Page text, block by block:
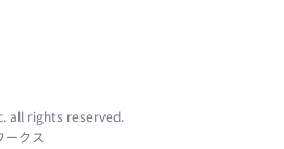
all rights reserved.
ークス